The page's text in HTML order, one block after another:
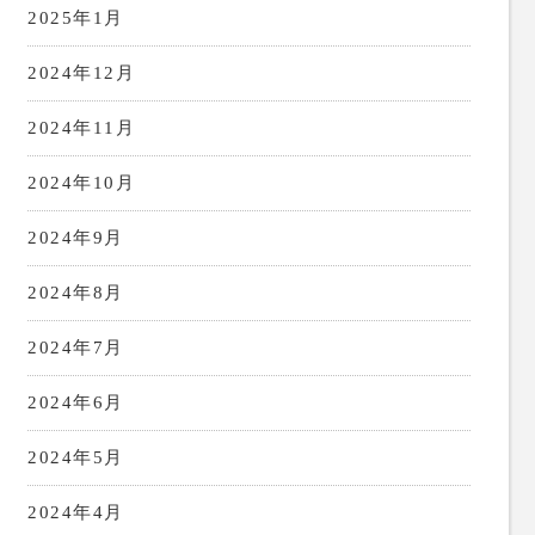
2025年1月
2024年12月
2024年11月
2024年10月
2024年9月
2024年8月
2024年7月
2024年6月
2024年5月
2024年4月